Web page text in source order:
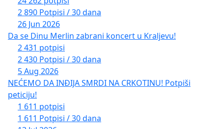
2 890 Potpisi / 30 dana
26 Jun 2026
Da se Dinu Merlin zabrani koncert u Kraljevu!
2 431 potpisi
2 430 Potpisi / 30 dana
5 Aug 2026
NEĆEMO DA INĐIJA SMRDI NA CRKOTINU! Potpiši
peticiju!
1 611 potpisi
1 611 Potpisi / 30 dana